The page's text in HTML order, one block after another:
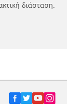
διάσταση.